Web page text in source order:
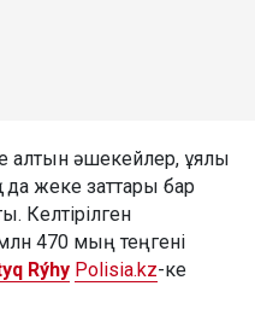
алтын әшекейлер, ұялы
да жеке заттары бар
Келтірілген
470 мың теңгені
Rýhy Polisia.kz-ке